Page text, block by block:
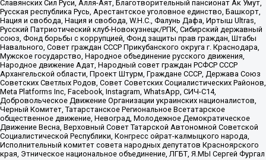
Славянских Сил Руси, Алля-Аят, Благотворительный пансионат Ак Умут,
Русская республика Русь, Арестантское уголовное единство, Башкорт,
Нация и свобода, Нация и свобода, W.H.С., Фалунь Дафа, Иртыш Ultras,
Русский Патриотический клуб-Новокузнецк/РПК, Сибирский державный
союз, Фонд борьбы с коррупцией, Фонд защиты прав граждан, Штабы
Навального, Совет граждан СССР Прикубанского округа г. Краснодара,
Мужское государство, Народное объединение русского движения,
Народное движение Адат, Народный совет граждан РСФСР СССР
Архангельской области, Проект Штурм, Граждане СССР, Держава Союз
Советских Светлых Родов, Совет Советских Социалистических Районов,
Meta Platforms Inc, Facebook, Instagram, WhatsApp, СИЧ-С14,
Добровольческое Движение Организации украинских националистов,
Черный Комитет, Татарстанское Региональное Всетатарское
общественное движение, Невоград, Молодежное Демократическое
Движение Весна, Верховный Совет Татарской Автономной Советской
Социалистической Республики, Конгресс ойрат-калмыцкого народа,
Исполнительный комитет совета народных депутатов Красноярского
края, Этническое национальное объединение, ЛГБТ, Я.МЫ Сергей Фургал